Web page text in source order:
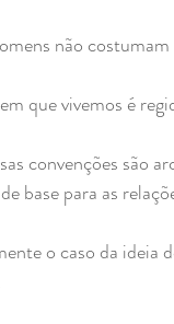
não
que vivemos é
convenções são
base para as
o caso da ideia